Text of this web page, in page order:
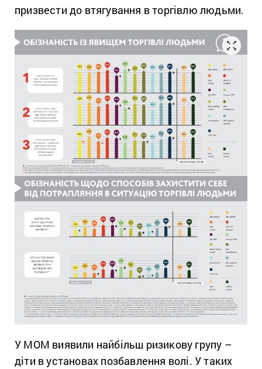
призвести до втягування в торгівлю людьми.
У МОМ виявили найбільш ризикову групу –
діти в установах позбавлення волі. У таких